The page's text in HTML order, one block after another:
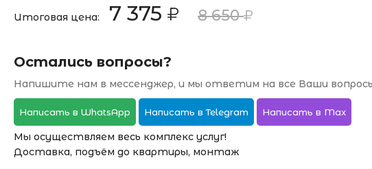
Итоговая цена: 7 375 8 650
Остались вопросы?
Напишите нам в мессенджер, и мы ответим на все Ваши
Написать в WhatsApp Написать в Telegram Написать в Max
Мы осуществляем весь комплекс услуг!
Доставка, подъём до квартиры, монтаж